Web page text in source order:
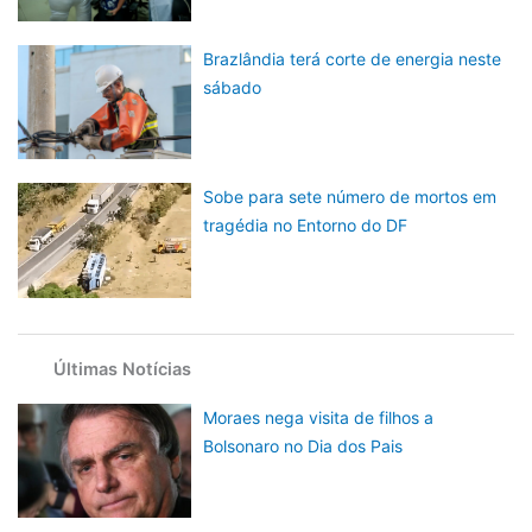
Brazlândia terá corte de energia neste
sábado
Sobe para sete número de mortos em
tragédia no Entorno do DF
Últimas Notícias
Moraes nega visita de filhos a
Bolsonaro no Dia dos Pais